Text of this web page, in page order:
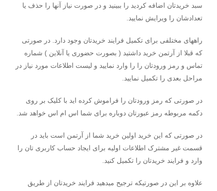
سبد خریدتان اضافه کردید را ببینید و در صورت نیاز آنها را حذف یا
تعدادشان را ویرایش نمایید.
راههای مختلفی برای تکمیل فرایند خریدتان وجود دارد. در صورتی
که قبلا از آرتمن خرید داشتید ( بصورت حضوری یا آنلاین ) شماره
تماس و رمز ورودتان را را وارد نمایید و لیست اطلاعات مورد نیاز در
مراحل بعدی را تکمیل نمایید.
در صورتی که رمز ورودتان را فراموش کرده اید با کلیک بر روی
دکمه مربوطه رمز عبورتان دوباره برای شما اس ام اس خواهد شد.
در صورتی که این خرید اولین خرید شما از آرتمن است باید در
قسمت غیر مشترک اطلاعات اولیه برای ایجاد حساب کاربری تان را
وارد و فرایند خریدتان را تکمیل کنید.
علاوه بر این در صورتیکه ترجیح میدهید فرایند خریدتان از طریق